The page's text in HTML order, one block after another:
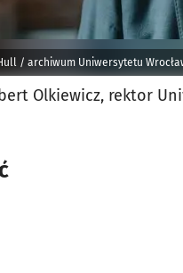
/ archiwum Uniwersytetu
Olkiewicz, rektor